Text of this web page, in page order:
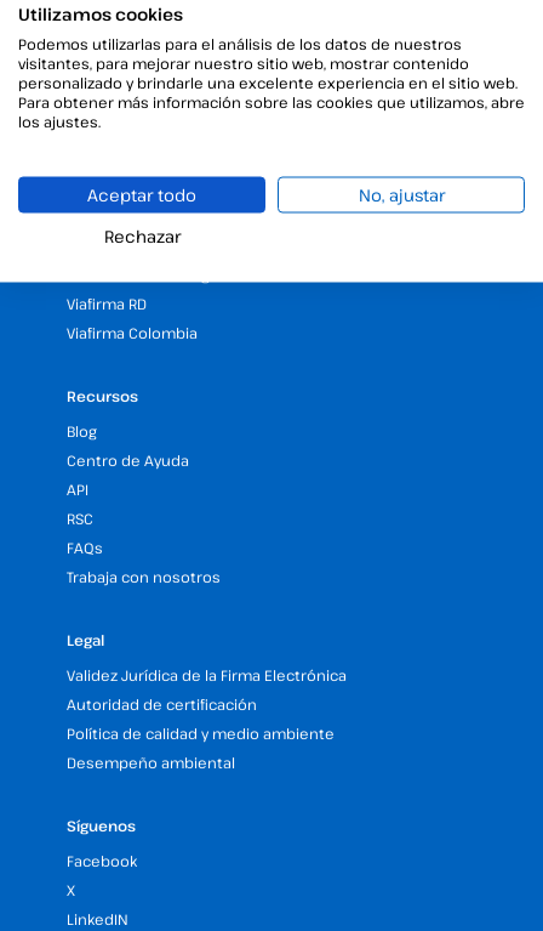
Validar firma electrónica
Firma Digital con la Ayuda del Kit Digital
25 Años de experiencia en firma electrónica
Programa de Partners
Nuestras Oficinas y Sedes (España y LATAM)
Viafirma RD
Viafirma Colombia
Recursos
Blog
Centro de Ayuda
API
RSC
FAQs
Trabaja con nosotros
Legal
Validez Jurídica de la Firma Electrónica
Autoridad de certificación
Política de calidad y medio ambiente
Desempeño ambiental
Síguenos
Facebook
X
LinkedIN
Utilizamos cookies
Podemos utilizarlas para el análisis de los datos de nuestros
visitantes, para mejorar nuestro sitio web, mostrar contenido
personalizado y brindarle una excelente experiencia en el sitio web.
Para obtener más información sobre las cookies que utilizamos, abre
los ajustes.
Aceptar todo
No, ajustar
Rechazar